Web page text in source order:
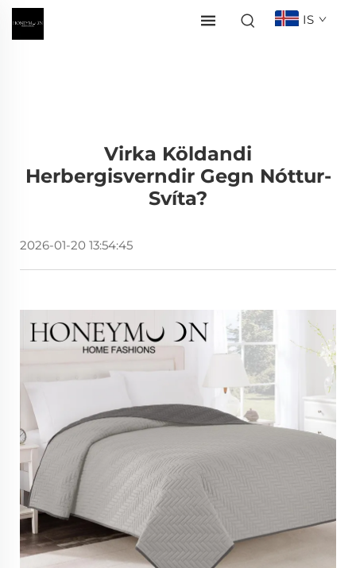
IS
Virka Köldandi
Herbergisverndir Gegn Nóttur-
Svíta?
2026-01-20 13:54:45